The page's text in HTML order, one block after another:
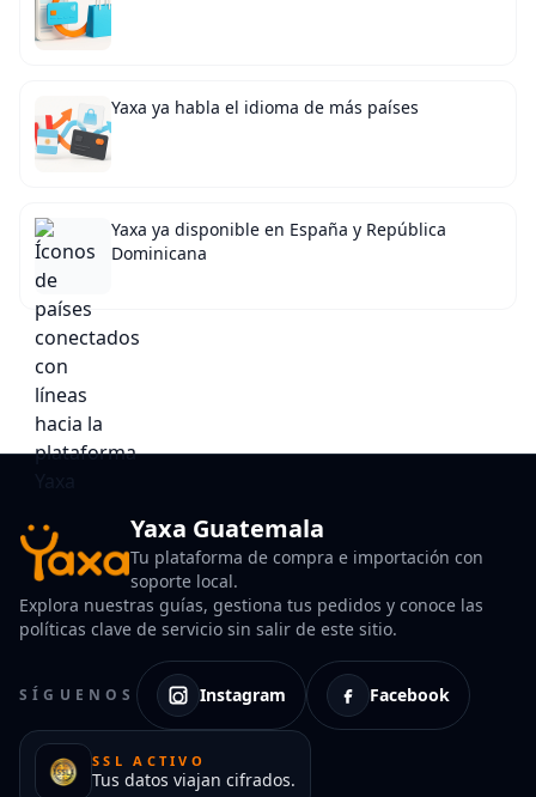
Yaxa ya habla el idioma de más países
Yaxa ya disponible en España y República
Dominicana
Yaxa Guatemala
Tu plataforma de compra e importación con
soporte local.
Explora nuestras guías, gestiona tus pedidos y conoce las
políticas clave de servicio sin salir de este sitio.
SÍGUENOS Instagram Facebook
SSL ACTIVO
Tus datos viajan cifrados.